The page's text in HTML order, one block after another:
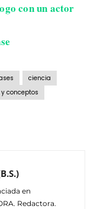
con un actor
ciencia
conceptos
en
Redactora.